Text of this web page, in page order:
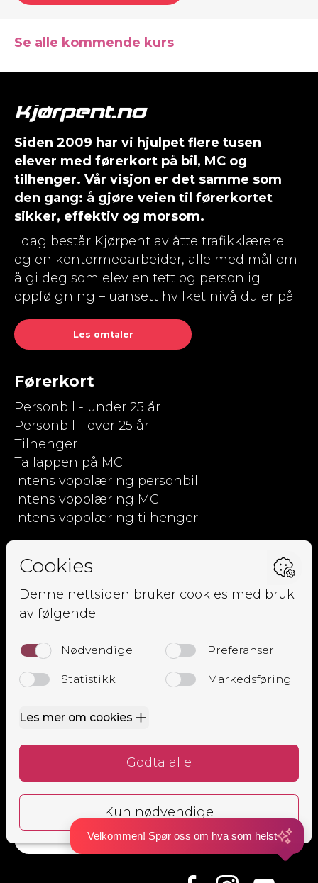
Se alle kommende kurs
Siden 2009 har vi hjulpet flere tusen
elever med førerkort på bil, MC og
tilhenger. Vår visjon er det samme som
den gang: å gjøre veien til førerkortet
sikker, effektiv og morsom.
I dag består Kjørpent av åtte trafikklærere
og en kontormedarbeider, alle med mål om
å gi deg som elev en tett og personlig
oppfølgning – uansett hvilket nivå du er på.
Les omtaler
Førerkort
Personbil - under 25 år
Personbil - over 25 år
Tilhenger
Ta lappen på MC
Intensivopplæring personbil
Intensivopplæring MC
Intensivopplæring tilhenger
Om oss
Ansatte
Elevside
Kursoversikt
Trafikalt grunnkurs
Mørkekjøring
Lastsikringskurs
Grunnkurs MC
Bestill time
Bestill time
Velkommen! Spør oss om hva som helst